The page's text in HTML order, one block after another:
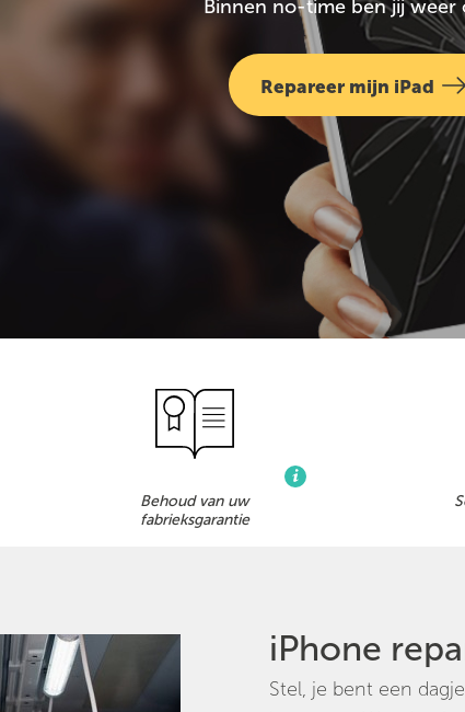
Binnen no-time ben jij weer
Repareer mijn iPad
Behoud van uw
fabrieksgarantie
iPhone
Stel, je bent een